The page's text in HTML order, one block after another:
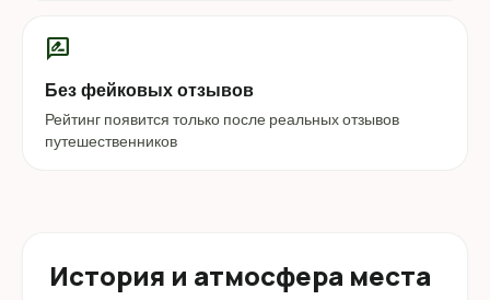
rate_review
Без фейковых отзывов
Рейтинг появится только после реальных отзывов
путешественников
История и атмосфера места